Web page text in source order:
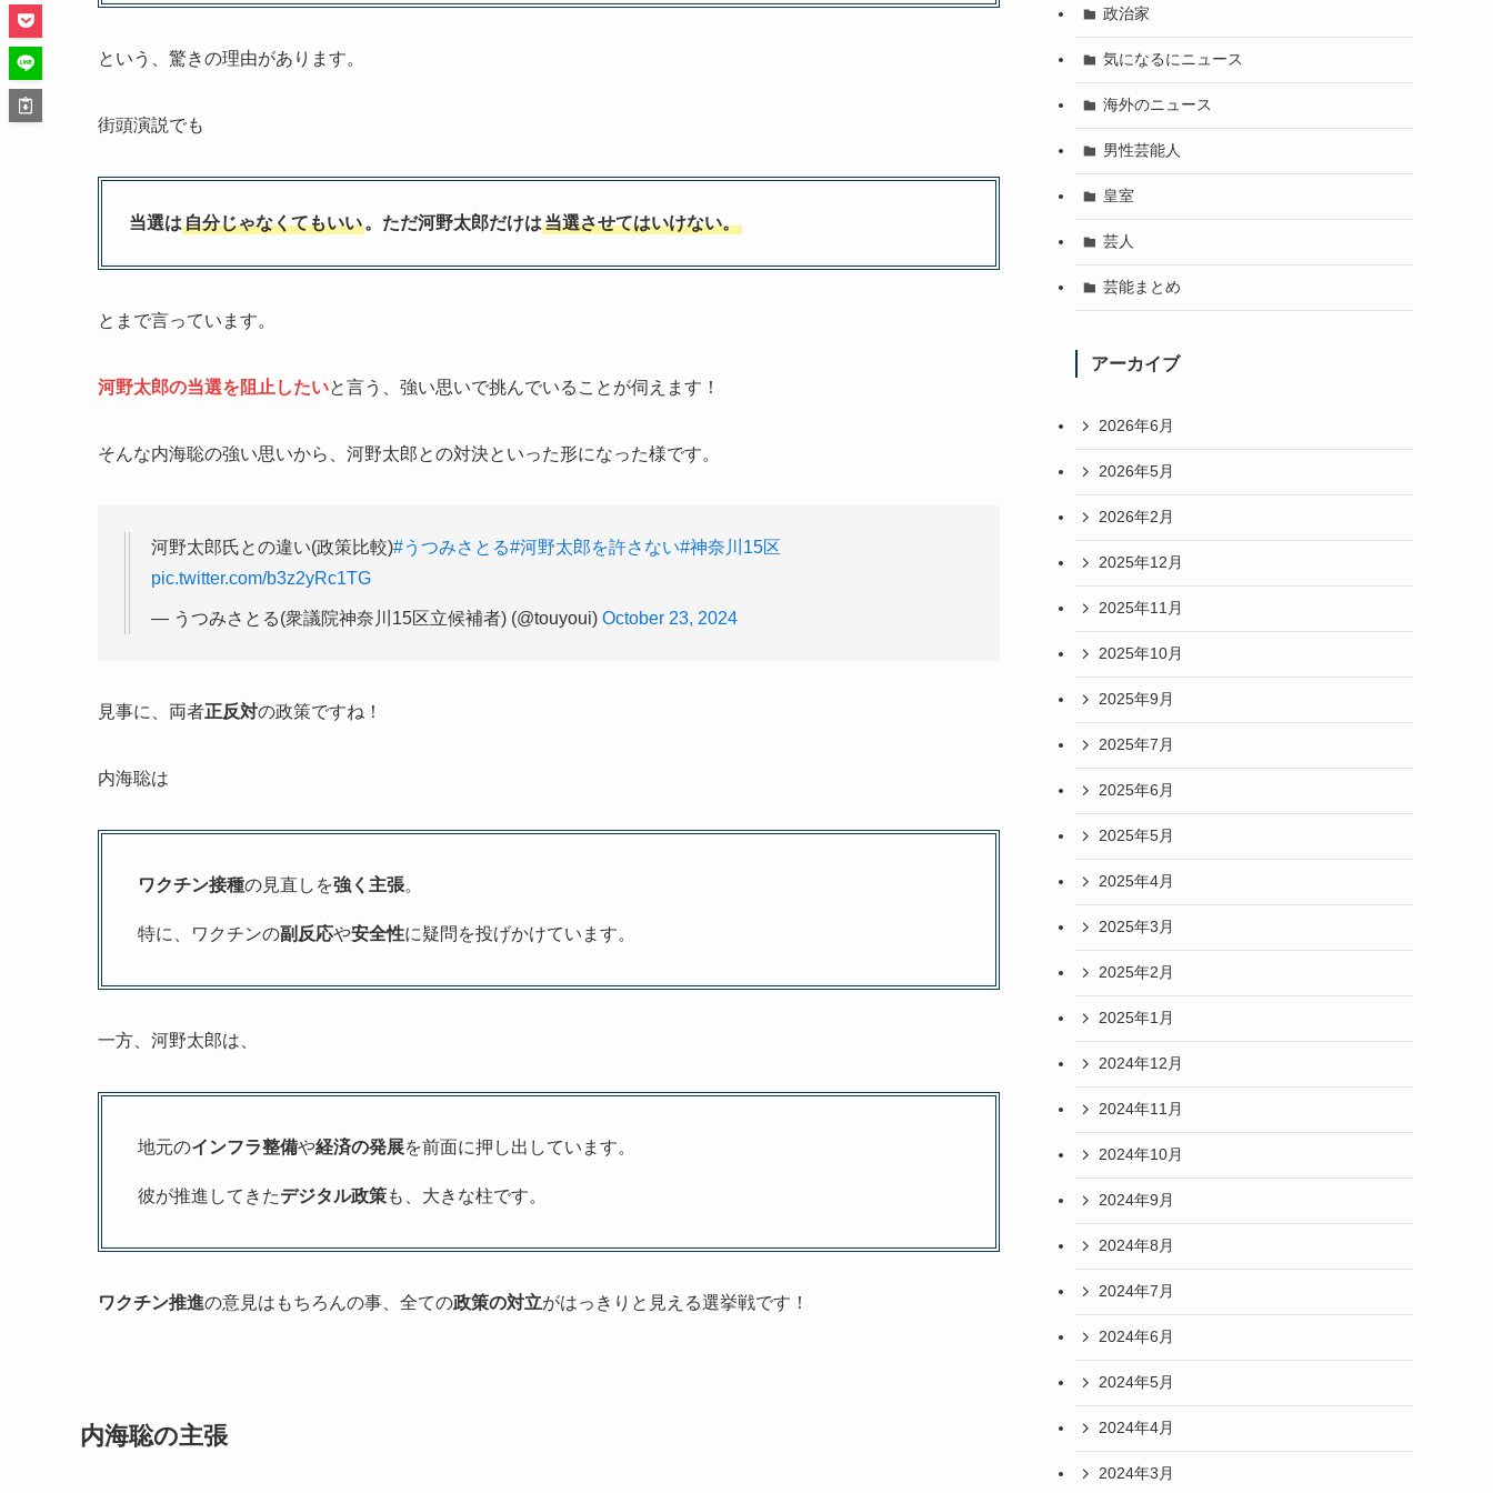
という、驚きの理由があります。
街頭演説でも
当選は自分じゃなくてもいい。ただ河野太郎だけは当選させてはいけない。
とまで言っています。
河野太郎の当選を阻止したいと言う、強い思いで挑んでいることが伺えます！
そんな内海聡の強い思いから、河野太郎との対決といった形になった様です。
河野太郎氏との違い(政策比較)#うつみさとる#河野太郎を許さない#神奈川15区
pic.twitter.com/b3z2yRc1TG
— うつみさとる(衆議院神奈川15区立候補者) (@touyoui) October 23, 2024
見事に、両者正反対の政策ですね！
内海聡は
ワクチン接種の見直しを強く主張。
特に、ワクチンの副反応や安全性に疑問を投げかけています​。
一方、河野太郎は、
地元のインフラ整備や経済の発展を前面に押し出しています。
彼が推進してきたデジタル政策も、大きな柱です。
ワクチン推進の意見はもちろんの事、全ての政策の対立がはっきりと見える選挙戦です！
内海聡の主張
政治家
気になるにニュース
海外のニュース
男性芸能人
皇室
芸人
芸能まとめ
アーカイブ
2026年6月
2026年5月
2026年2月
2025年12月
2025年11月
2025年10月
2025年9月
2025年7月
2025年6月
2025年5月
2025年4月
2025年3月
2025年2月
2025年1月
2024年12月
2024年11月
2024年10月
2024年9月
2024年8月
2024年7月
2024年6月
2024年5月
2024年4月
2024年3月